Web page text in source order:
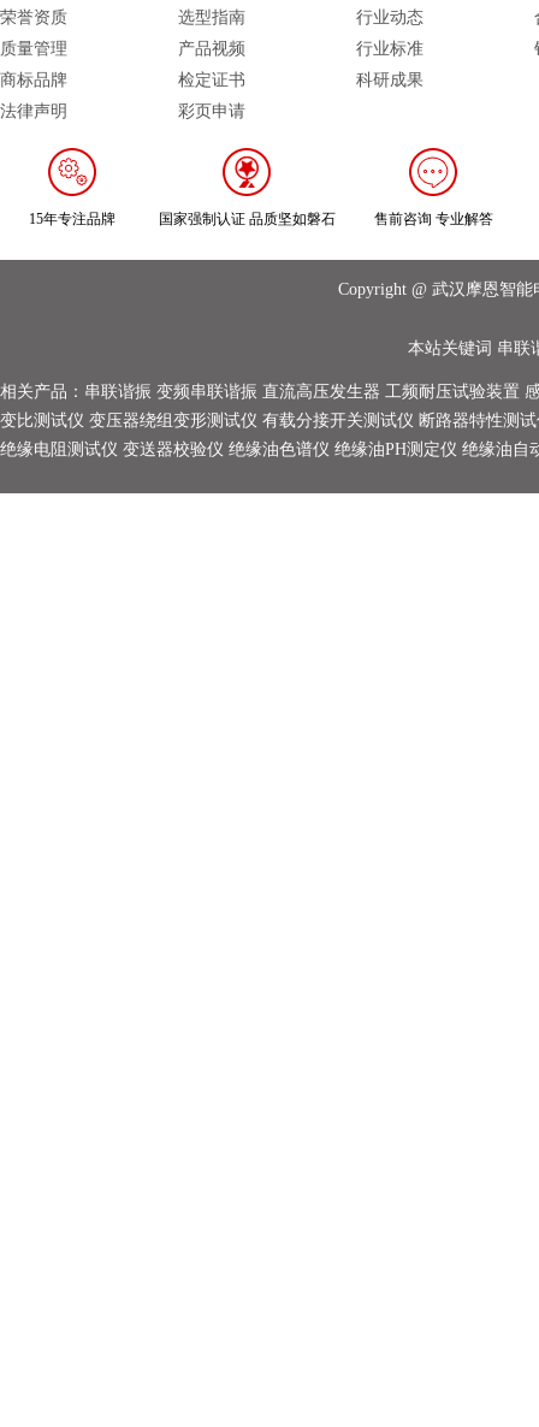
荣誉资质
质量管理
商标品牌
法律声明
选型指南
产品视频
检定证书
彩页申请
行业动态
行业标准
科研成果
15年专注品牌 国家强制认证 品质坚如磐石 售前咨询 专业解答
Copyright @ 武汉摩恩智
本站关键词 串联
相关产品： 串联谐振 变频串联谐振 直流高压发生器 工频耐压试验装置
变比测试仪 变压器绕组变形测试仪 有载分接开关测试仪 断路器特性测
绝缘电阻测试仪 变送器校验仪 绝缘油色谱仪 绝缘油PH测定仪 绝缘油自